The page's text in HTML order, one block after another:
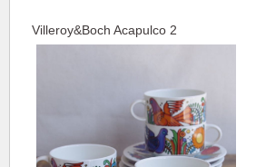
Villeroy&Boch Acapulco 2